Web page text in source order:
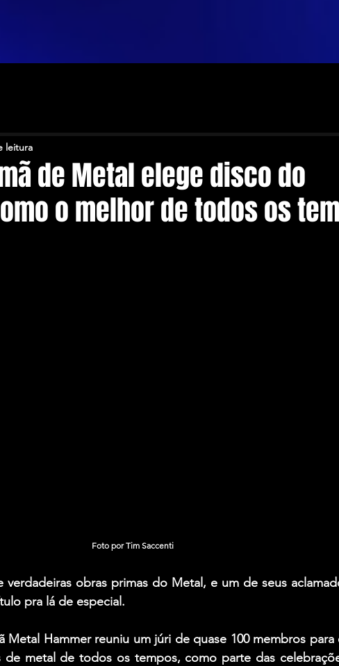
de Metal elege disco do
o melhor de todos os
leitura
Foto por Tim Saccenti
verdadeiras obras primas do Metal, e um de seus
pra lá de especial.
Metal Hammer reuniu um júri de quase 100 membros para
de metal de todos os tempos, como parte das